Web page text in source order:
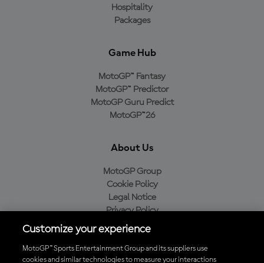
Hospitality
Packages
Game Hub
MotoGP™ Fantasy
MotoGP™ Predictor
MotoGP Guru Predict
MotoGP™26
About Us
MotoGP Group
Cookie Policy
Legal Notice
Privacy Policy
Purchase Policy
Customize your experience
MotoGP™ Sports Entertainment Group and its suppliers use
cookies and similar technologies to measure your interactions